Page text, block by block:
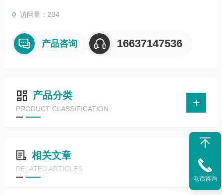
访问量：234
产品咨询 16637147536
产品分类
PRODUCT CLASSIFICATION
相关文章
RELATED ARTICLES
电话咨询